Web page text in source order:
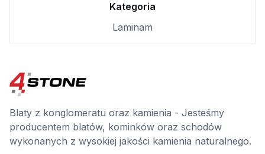
Kategoria
Laminam
Blaty z konglomeratu oraz kamienia - Jesteśmy
producentem blatów, kominków oraz schodów
wykonanych z wysokiej jakości kamienia naturalnego.